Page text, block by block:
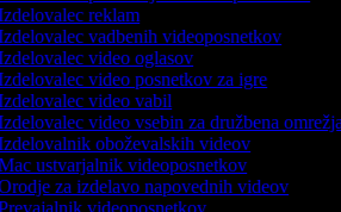
reklam
vadbenih videoposnetkov
video oglasov
video posnetkov za igre
video vabil
video vsebin za družbena omrežja
oboževalskih videov
ustvarjalnik videoposnetkov
za izdelavo napovednih videov